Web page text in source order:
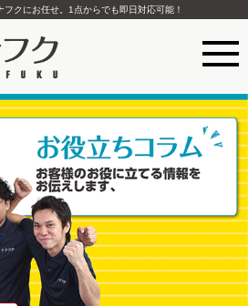
クにお任せ。1点からでも即日対応可能！